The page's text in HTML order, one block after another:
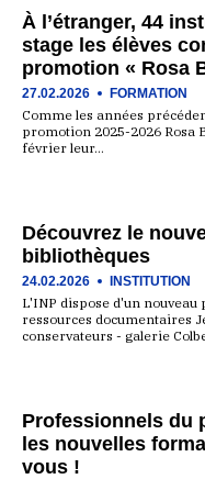
À l’étranger, 44
stage les élèves
promotion « Rosa
27.02.2026 FORMATION
Comme les années
promotion 2025-2026 Rosa
février leur…
Découvrez le
bibliothèques
24.02.2026 INSTITUTION
L'INP dispose d'un
ressources documentaires
conservateurs - galerie
Professionnels du
les nouvelles
vous !